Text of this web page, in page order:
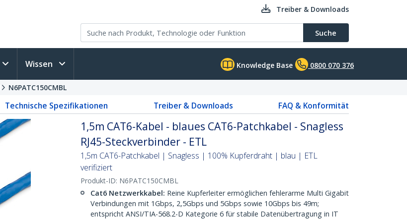
Treiber & Downloads
Suche
Wissen Knowledge Base 0800 070 376
N6PATC150CMBL
Technische Spezifikationen Treiber & Downloads FAQ & Konformität
1,5m CAT6-Kabel - blaues CAT6-Patchkabel - Snagless
RJ45-Steckverbinder - ETL
1,5m CAT6-Patchkabel | Snagless | 100% Kupferdraht | blau | ETL
verifiziert
Produkt-ID: N6PATC150CMBL
Cat6 Netzwerkkabel: Reine Kupferleiter ermöglichen fehlerarme Multi Gigabit
Verbindungen mit 1Gbps, 2,5Gbps und 5Gbps sowie 10Gbps bis 49m;
entspricht ANSI/TIA-568.2-D Kategorie 6 für stabile Datenübertragung in IT